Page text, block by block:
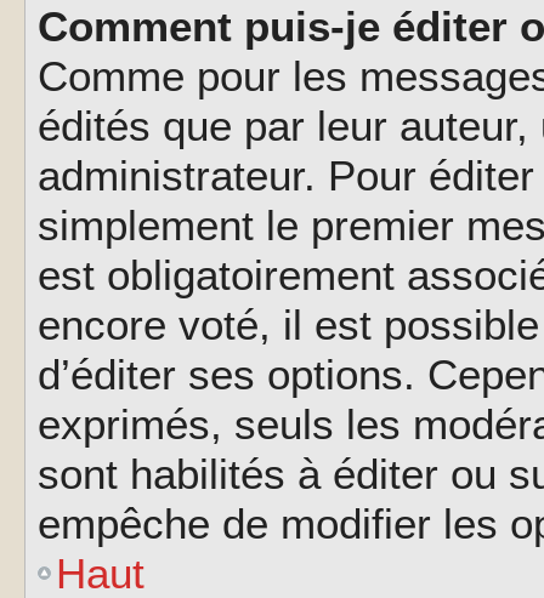
Comment puis-je éditer
Comme pour les
édités que par leur
administrateur. Pour
simplement le premier
est obligatoirement
encore voté, il est
d’éditer ses options.
exprimés, seuls les
sont habilités à éditer ou
empêche de modifier les
Haut